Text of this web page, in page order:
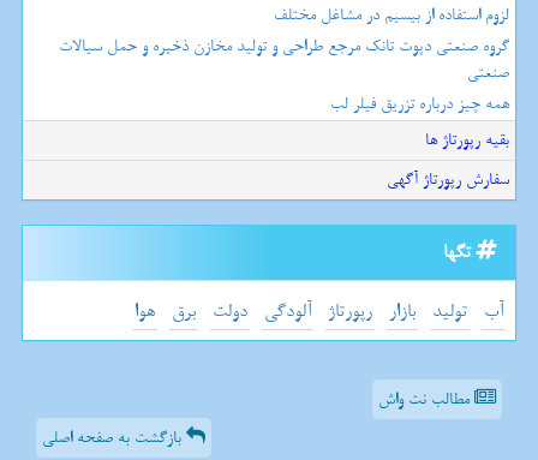
لزوم استفاده از بیسیم در مشاغل مختلف
گروه صنعتی دپوت تانک مرجع طراحی و تولید مخازن ذخیره و حمل سیالات
صنعتی
همه چیز درباره تزریق فیلر لب
بقیه رپورتاژ ها
سفارش رپورتاژ آگهی
تگها
آب تولید بازار رپورتاژ آلودگی دولت برق هوا
مطالب نت واش
بازگشت به صفحه اصلی